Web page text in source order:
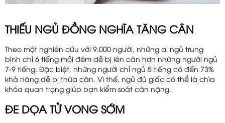
THIẾU NGỦ ĐỒNG NGHĨA TĂNG CÂN
Theo một nghiên cứu với 9.000 người, những ai ngủ trung
bình chỉ 6 tiếng mỗi đêm dễ bị lên cân hơn những người ngủ
7-9 tiếng. Đặc biệt, những người chỉ ngủ 5 tiếng có đến 73%
khả năng dễ bị thừa cân. Vì thế, ngủ đủ giấc có thể là chìa
khóa quan trọng giúp bạn kiểm soát cân nặng.
ĐE DỌA TỬ VONG SỚM